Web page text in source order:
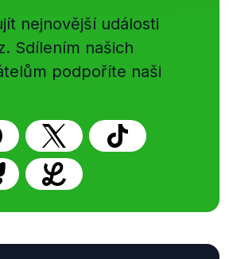
nejnovější události
Sdílením našich
podpoříte naši